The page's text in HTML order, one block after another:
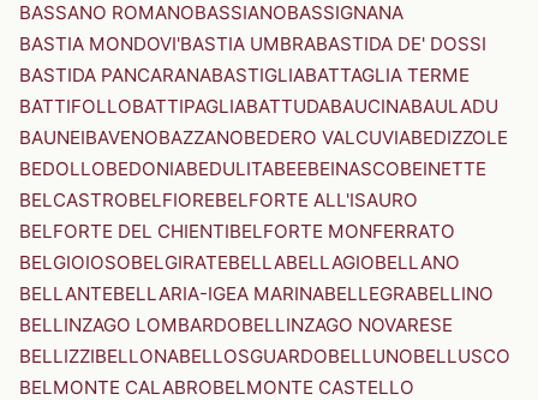
BASSANO ROMANOBASSIANOBASSIGNANA
BASTIA MONDOVI'BASTIA UMBRABASTIDA DE' DOSSI
BASTIDA PANCARANABASTIGLIABATTAGLIA TERME
BATTIFOLLOBATTIPAGLIABATTUDABAUCINABAULADU
BAUNEIBAVENOBAZZANOBEDERO VALCUVIABEDIZZOLE
BEDOLLOBEDONIABEDULITABEEBEINASCOBEINETTE
BELCASTROBELFIOREBELFORTE ALL'ISAURO
BELFORTE DEL CHIENTIBELFORTE MONFERRATO
BELGIOIOSOBELGIRATEBELLABELLAGIOBELLANO
BELLANTEBELLARIA-IGEA MARINABELLEGRABELLINO
BELLINZAGO LOMBARDOBELLINZAGO NOVARESE
BELLIZZIBELLONABELLOSGUARDOBELLUNOBELLUSCO
BELMONTE CALABROBELMONTE CASTELLO